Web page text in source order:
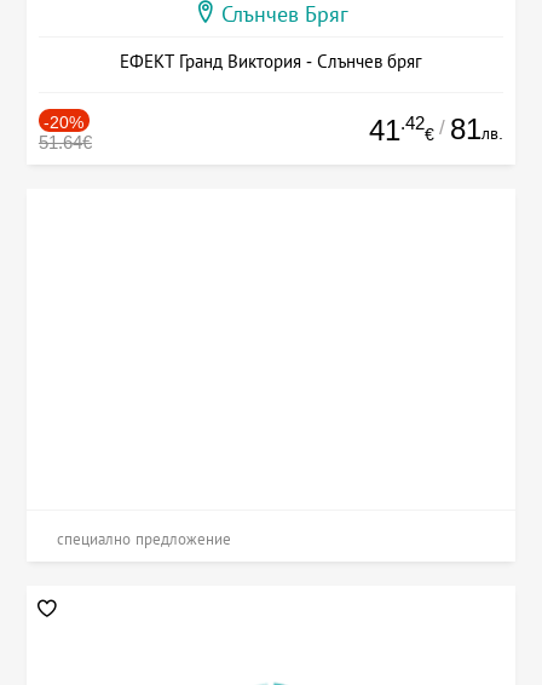
Слънчев Бряг
ЕФЕКТ Гранд Виктория - Слънчев бряг
-20%
51.64€ 41.42
€ / 81лв.
специално предложение